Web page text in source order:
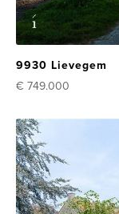
9930 Lievegem
€ 749.000